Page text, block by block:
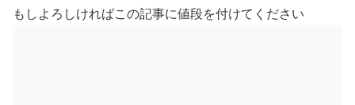
もしよろしければこの記事に値段を付けてください